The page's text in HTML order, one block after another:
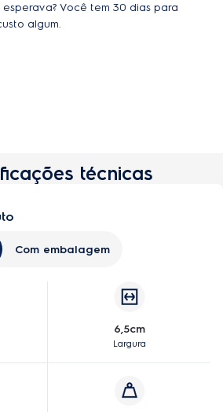
danifique o aspirador Electrolux.
2x Filtros para
Você tem 30 dias para
algum.
Comprar técnicas
Com embalagem
6,5cm
Largura